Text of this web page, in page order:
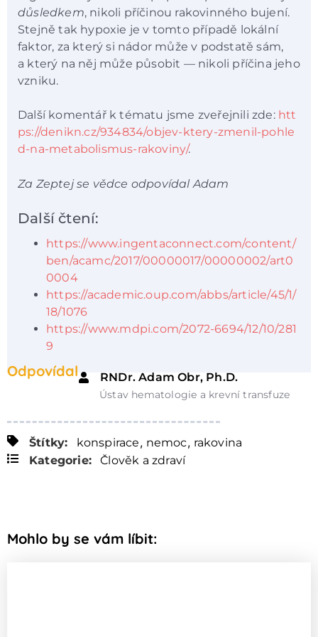
důsledkem, nikoli příčinou rakovinného bujení.
Stejně tak hypoxie je v tomto případě lokální
faktor, za který si nádor může v podstatě sám,
a který na něj může působit — nikoli příčina jeho
vzniku.
Další komentář k tématu jsme zveřejnili zde: htt
ps://denikn.cz/934834/objev-ktery-zmenil-pohle
d-na-metabolismus-rakoviny/.
Za Zeptej se vědce odpovídal Adam
Další čtení:
https://www.ingentaconnect.com/content/
ben/acamc/2017/00000017/00000002/art0
0004
https://academic.oup.com/abbs/article/45/1/
18/1076
https://www.mdpi.com/2072-6694/12/10/281
9
Odpovídal RNDr. Adam Obr, Ph.D.
Ústav hematologie a krevní transfuze
Štítky: konspirace, nemoc, rakovina
Kategorie:
Člověk a zdraví
Mohlo by se vám líbit: